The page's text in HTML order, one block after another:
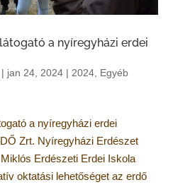
a nyíregyházi erdei
| jan 24, 2024| 2024, Egyéb
a nyíregyházi erdei
Zrt. Nyíregyházi Erdészet
Erdészeti Erdei Iskola
oktatási lehetőséget az erdő